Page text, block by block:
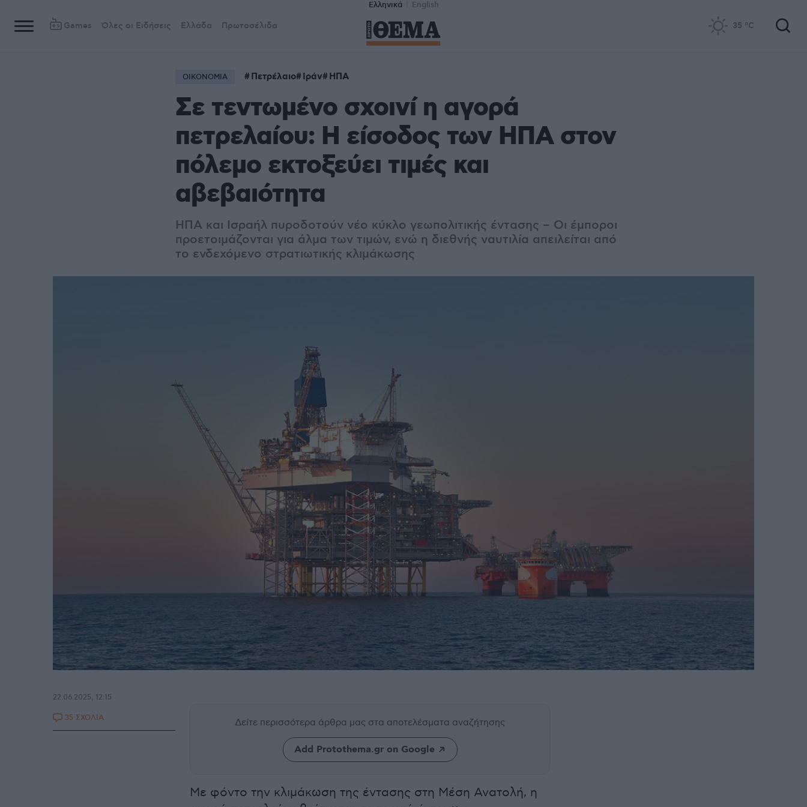
Ελληνικά English
Games Όλες οι Ειδήσεις Ελλάδα Πρωτοσέλιδα 35 °C
ΟΙΚΟΝΟΜΙΑ Πετρέλαιο Ιράν ΗΠΑ
Σε τεντωμένο σχοινί η αγορά
πετρελαίου: Η είσοδος των ΗΠΑ στον
πόλεμο εκτοξεύει τιμές και
αβεβαιότητα
ΗΠΑ και Ισραήλ πυροδοτούν νέο κύκλο γεωπολιτικής έντασης – Οι έμποροι
προετοιμάζονται για άλμα των τιμών, ενώ η διεθνής ναυτιλία απειλείται από
το ενδεχόμενο στρατιωτικής κλιμάκωσης
Δείτε περισσότερα άρθρα μας στα αποτελέσματα αναζήτησης
Add Protothema.gr on Google
Με φόντο την κλιμάκωση της έντασης στη Μέση Ανατολή, η
22.06.2025, 12:15
35 ΣΧΟΛΙΑ